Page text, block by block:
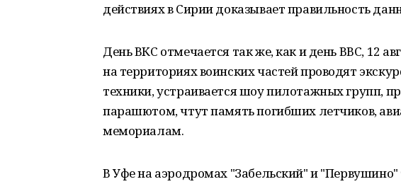
действиях в Сирии доказывает правильность
День ВКС отмечается так же, как и день ВВС, 12
на территориях воинских частей проводят
техники, устраивается шоу пилотажных групп,
парашютом, чтут память погибших летчиков,
мемориалам.
В Уфе на аэродромах "Забельский" и